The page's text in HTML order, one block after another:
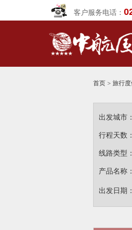
客户服务电话：
首页 > 旅行
出发城市：
行程天数：
线路类型：
产品名称：
出发日期：